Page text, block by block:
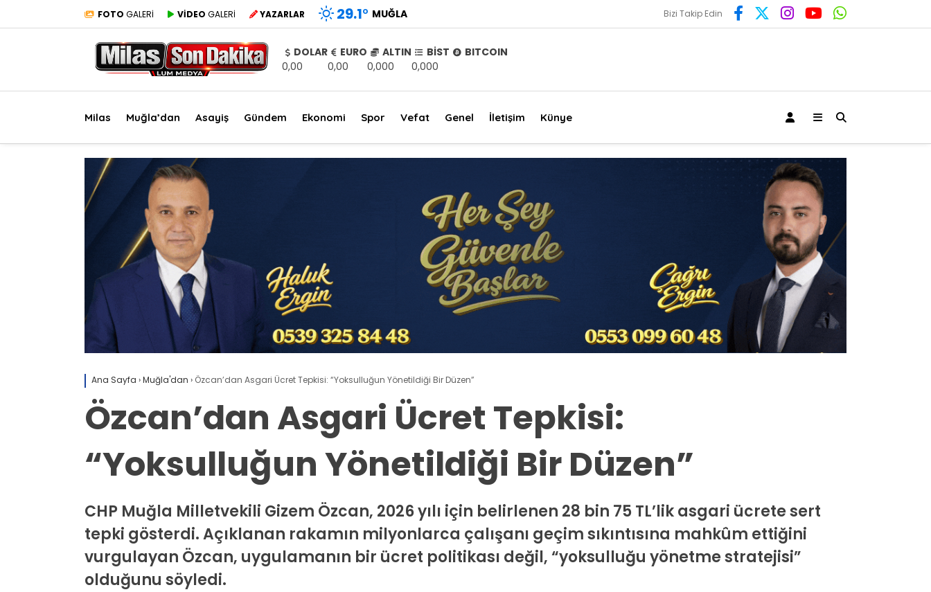
Milas
Vefat
Genel
İletişim
FOTO GALERİ VİDEO GALERİ YAZARLAR 29.1° MUĞLA Bizi Takip Edin
DOLAR
0,00
EURO
0,00
ALTIN
0,000
BİST
0,000
BITCOIN
Milas Muğla’dan Asayiş Gündem Ekonomi Spor Vefat Genel İletişim Künye
Ana Sayfa ›Muğla'dan › Özcan’dan Asgari Ücret Tepkisi: “Yoksulluğun Yönetildiği Bir Düzen”
Özcan’dan Asgari Ücret Tepkisi:
“Yoksulluğun Yönetildiği Bir Düzen”
CHP Muğla Milletvekili Gizem Özcan, 2026 yılı için belirlenen 28 bin 75 TL’lik asgari ücrete sert
tepki gösterdi. Açıklanan rakamın milyonlarca çalışanı geçim sıkıntısına mahkûm ettiğini
vurgulayan Özcan, uygulamanın bir ücret politikası değil, “yoksulluğu yönetme stratejisi”
olduğunu söyledi.